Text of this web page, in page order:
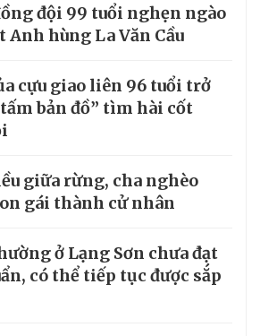
đội 99 tuổi nghẹn ngào
Anh hùng La Văn Cầu
cựu giao liên 96 tuổi trở
bản đồ” tìm hài cốt
giữa rừng, cha nghèo
gái thành cử nhân
ở Lạng Sơn chưa đạt
có thể tiếp tục được sắp